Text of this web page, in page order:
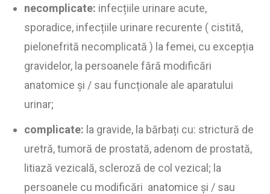
necomplicate: infecțiile urinare acute,
sporadice, infecțiile urinare recurente ( cistită,
pielonefrită necomplicată ) la femei, cu excepția
gravidelor, la persoanele fără modificări
anatomice și / sau funcționale ale aparatului
urinar;
complicate: la gravide, la bărbați cu: strictură de
uretră, tumoră de prostată, adenom de prostată,
litiază vezicală, scleroză de col vezical; la
persoanele cu modificări anatomice și / sau